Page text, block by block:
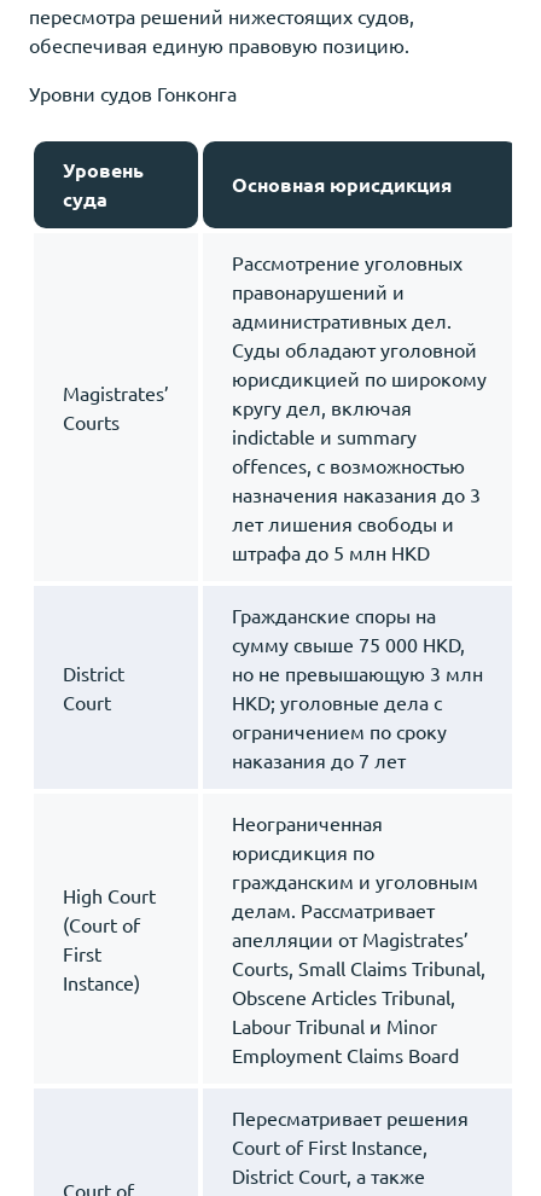
пересмотра решений нижестоящих судов,
обеспечивая единую правовую позицию.
Уровни судов Гонконга
Уровень
суда
Основная юрисдикция
Magistrates’
Courts
Рассмотрение уголовных
правонарушений и
административных дел.
Суды обладают уголовной
юрисдикцией по широкому
кругу дел, включая
indictable и summary
offences, с возможностью
назначения наказания до 3
лет лишения свободы и
штрафа до 5 млн HKD
District
Court
Гражданские споры на
сумму свыше 75 000 HKD,
но не превышающую 3 млн
HKD; уголовные дела с
ограничением по сроку
наказания до 7 лет
High Court
(Court of
First
Instance)
Неограниченная
юрисдикция по
гражданским и уголовным
делам. Рассматривает
апелляции от Magistrates’
Courts, Small Claims Tribunal,
Obscene Articles Tribunal,
Labour Tribunal и Minor
Employment Claims Board
Court of
Пересматривает решения
Court of First Instance,
District Court, а также